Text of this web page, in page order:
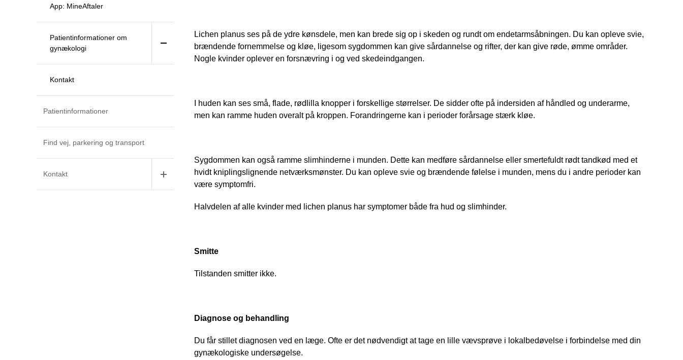
App: MineAftaler
Patientinformationer om
gynækologi
Kontakt
Patientinformationer
Find vej, parkering og transport
Kontakt
Lichen planus ses på de ydre kønsdele, men kan brede sig op i skeden og rundt om endetarmsåbningen. Du kan opleve svie,
brændende fornemmelse og kløe, ligesom sygdommen kan give sårdannelse og rifter, der kan give røde, ømme områder.
Nogle kvinder oplever en forsnævring i og ved skedeindgangen.
I huden kan ses små, flade, rødlilla knopper i forskellige størrelser. De sidder ofte på indersiden af håndled og underarme,
men kan ramme huden overalt på kroppen. Forandringerne kan i perioder forårsage stærk kløe.
Sygdommen kan også ramme slimhinderne i munden. Dette kan medføre sårdannelse eller smertefuldt rødt tandkød med et
hvidt kniplingslignende netværksmønster. Du kan opleve svie og brændende følelse i munden, mens du i andre perioder kan
være symptomfri.
Halvdelen af alle kvinder med lichen planus har symptomer både fra hud og slimhinder.
Smitte
Tilstanden smitter ikke.
Diagnose og behandling
Du får stillet diagnosen ved en læge. Ofte er det nødvendigt at tage en lille vævsprøve i lokalbedøvelse i forbindelse med din
gynækologiske undersøgelse.